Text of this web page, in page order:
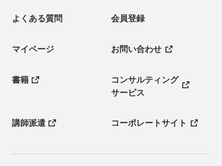
よくある質問 会員登録
マイページ お問い合わせ
書籍
コンサルティング
サービス
講師派遣 コーポレートサイト